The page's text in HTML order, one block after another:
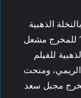
الذهبية
للمخرج مشعل
للفيلم
الريمي، ومنحت
مجبل سعد